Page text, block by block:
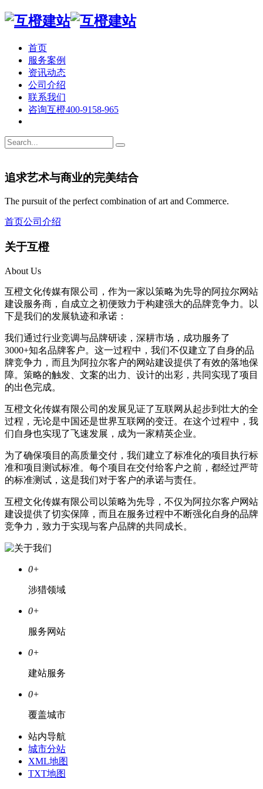
首页
服务案例
资讯动态
公司介绍
联系我们
咨询互橙400-9158-965
追求艺术与商业的完美结合
The pursuit of the perfect combination of art and Commerce.
首页公司介绍
关于互橙
About Us
互橙文化传媒有限公司，作为一家以策略为先导的阿拉尔网站
建设服务商，自成立之初便致力于构建强大的品牌竞争力。以
下是我们的发展轨迹和承诺：
我们通过行业竞调与品牌研读，深耕市场，成功服务了
3000+知名品牌客户。这一过程中，我们不仅建立了自身的品
牌竞争力，而且为阿拉尔客户的网站建设提供了有效的落地保
障。策略的触发、文案的出力、设计的出彩，共同实现了项目
的出色完成。
互橙文化传媒有限公司的发展见证了互联网从起步到壮大的全
过程，无论是中国还是世界互联网的变迁。在这个过程中，我
们自身也实现了飞速发展，成为一家精英企业。
为了确保项目的高质量交付，我们建立了标准化的项目执行标
准和项目测试标准。每个项目在交付给客户之前，都经过严苛
的标准测试，这是我们对于客户的承诺与责任。
互橙文化传媒有限公司以策略为先导，不仅为阿拉尔客户网站
建设提供了切实保障，而且在服务过程中不断强化自身的品牌
竞争力，致力于实现与客户品牌的共同成长。
0+
涉猎领域
0+
服务网站
0+
建站服务
0+
覆盖城市
站内导航
城市分站
XML地图
TXT地图